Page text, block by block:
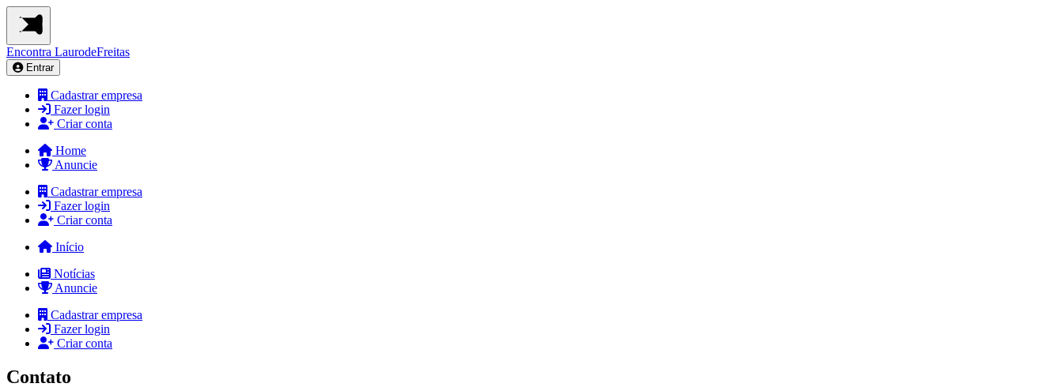
Encontra LaurodeFreitas
Entrar
Cadastrar empresa
Fazer login
Criar conta
Home
Anuncie
Cadastrar empresa
Fazer login
Criar conta
Início
Notícias
Anuncie
Cadastrar empresa
Fazer login
Criar conta
Contato